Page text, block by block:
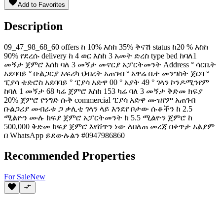
Add to Favorites
Description
09_47_98_68_60 offers ከ 10% እስከ 35% ቅናሽ status ከ20 % እስከ
90% የደረሱ delivery ከ 4 ወር እስከ 3 አመት ድረስ type bed ከባለ1
መኝታ ጀምሮ እሰከ ባለ 3 መኝታ መኖርያ አፓርትመንት Address ° ሳርቤት
አደባባይ ° ቡልጋርያ አፍሪካ ህብረት አጠገብ ° አዋሬ ቤተ መንግስት ጀርባ °
ፒያሳ ቴድሮስ አደባባይ ° ፒያሳ አድዋ 00 ° አያት 49 ° ገላን ኮንዶሚንየም
ከባለ 1 መኝታ 68 ካሬ ጀምሮ እስከ 153 ካሬ ባለ 3 መኝታ ቅድመ ክፍያ
20% ጀምሮ የንግድ ሱቅ commercial ፒያሳ አድዋ ሙዝየም አጠገብ
ቡልጋሪያ መብራቱ ጋ ቃሊቲ ገላን ላይ እንደየ ቦታው ሱቆችን ከ 2.5
ሚልዮን ሙሉ ክፍያ ጀምሮ አፓርትመንት ከ 5.5 ሚልዮን ጀምሮ ከ
500,000 ቅድመ ክፍያ ጀምሮ እየሸጥን ነው ለበለጠ መረጃ በቀጥታ አልያም
በ WhatsApp ይደውሉልን #0947986860
Recommended Properties
For SaleNew